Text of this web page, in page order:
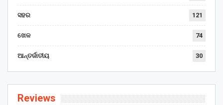
ସହର 121
ଖେଳ 74
ଆନ୍ତର୍ଜାତୀୟ 30
Reviews